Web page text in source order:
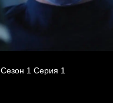
Сезон 1 Серия 1